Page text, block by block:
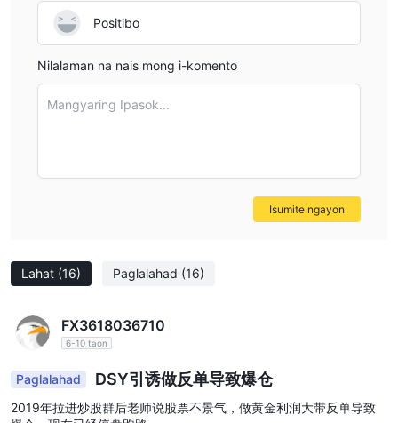
Lahat (16) Paglalahad (16)
FX3618036710
6-10 taon
Paglalahad DSY引诱做反单导致爆仓
2019年拉进炒股群后老师说股票不景气，做黄金利润大带反单导致
Positibo
Nilalaman na nais mong i-komento
Mangyaring Ipasok...
Isumite ngayon